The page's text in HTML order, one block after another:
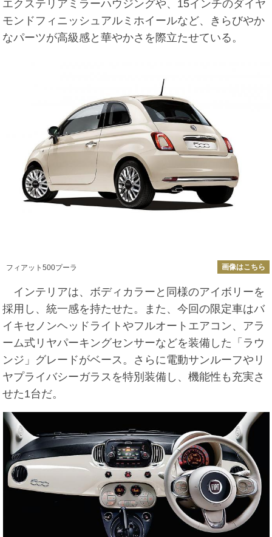
エクステリアミラーハウジングや、15インチのダイヤ
モンドフィニッシュアルミホイールなど、きらびやか
なパーツが高級感と華やかさを際立たせている。
フィアット500プーラ 画像はこちら
インテリアは、ボディカラーと同様のアイボリーを
採用し、統一感を持たせた。また、今回の限定車はバ
イキセノンヘッドライトやフルオートエアコン、アラ
ーム式リヤパーキングセンサーなどを装備した「ラウ
ンジ」グレードがベース。さらに電動サンルーフやリ
ヤプライバシーガラスを特別装備し、機能性も充実さ
せた1台だ。